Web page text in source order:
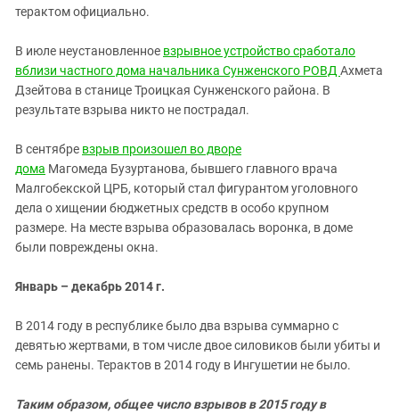
терактом официально.
В июле неустановленное взрывное устройство сработало
вблизи частного дома начальника Сунженского РОВД Ахмета
Дзейтова в станице Троицкая Сунженского района. В
результате взрыва никто не пострадал.
В сентябре взрыв произошел во дворе
дома Магомеда Бузуртанова, бывшего главного врача
Малгобекской ЦРБ, который стал фигурантом уголовного
дела о хищении бюджетных средств в особо крупном
размере. На месте взрыва образовалась воронка, в доме
были повреждены окна.
Январь – декабрь 2014 г.
В 2014 году в республике было два взрыва суммарно с
девятью жертвами, в том числе двое силовиков были убиты и
семь ранены. Терактов в 2014 году в Ингушетии не было.
Таким образом, общее число взрывов в 2015 году в